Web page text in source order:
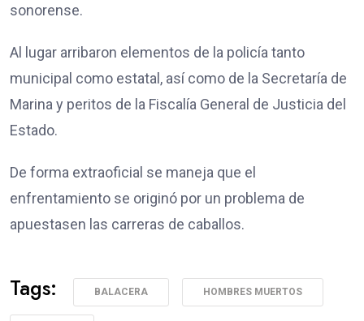
sonorense.
Al lugar arribaron elementos de la policía tanto
municipal como estatal, así como de la Secretaría de
Marina y peritos de la Fiscalía General de Justicia del
Estado.
De forma extraoficial se maneja que el
enfrentamiento se originó por un problema de
apuestasen las carreras de caballos.
Tags: BALACERA HOMBRES MUERTOS